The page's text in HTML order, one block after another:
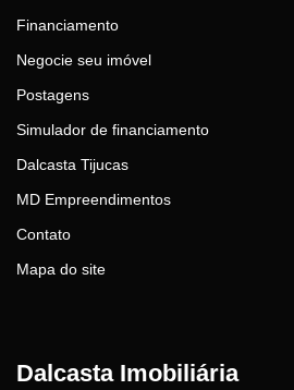
Financiamento
Negocie seu imóvel
Postagens
Simulador de financiamento
Dalcasta Tijucas
MD Empreendimentos
Contato
Mapa do site
Dalcasta Imobiliária